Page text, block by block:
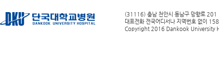
(31116) 충남 천안시 동남구 망향로 201
대표전화 전국어디서나 지역번호 없이
Copyright 2016 Dankook University